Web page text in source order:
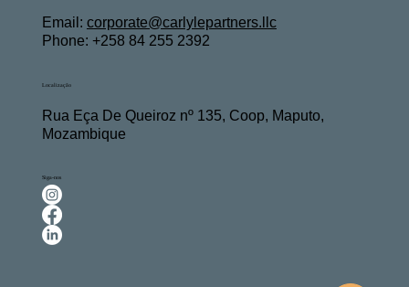
Email: corporate@carlylepartners.llc
Phone: +258 84 255 2392
Localização
Rua Eça De Queiroz nº 135, Coop, Maputo,
Mozambique
Siga-nos